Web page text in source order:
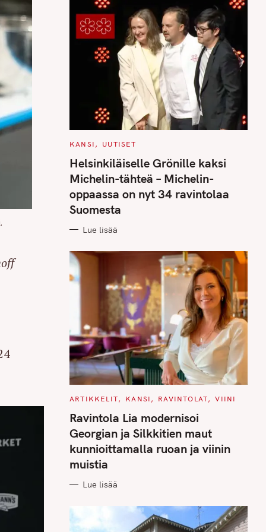
C
T
E
G
O
I
E
S
KANSI UUTISET
Helsinkiläiselle Grönille kaksi
Michelin-tähteä – Michelin-
oppaassa on nyt 34 ravintolaa
Suomesta
Lue lisää
C
T
E
G
O
R
I
S
ARTIKKELIT KANSI RAVINTOLAT VIINI
Ravintola Lia modernisoi
Georgian ja Silkkitien maut
kunnioittamalla ruoan ja viinin
muistia
Lue lisää